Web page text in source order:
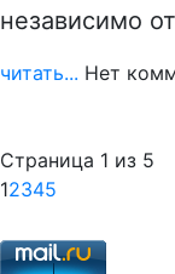
независимо
читать... Нет
Страница 1 из 5
12345